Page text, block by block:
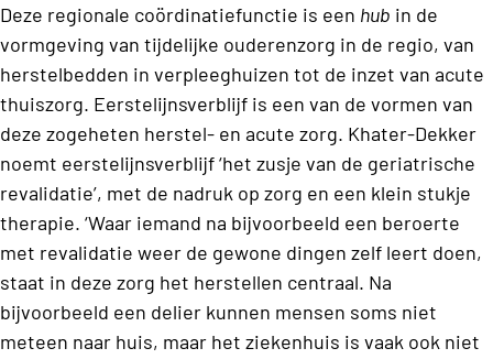
Deze regionale coördinatiefunctie is een hub in de
vormgeving van tijdelijke ouderenzorg in de regio, van
herstelbedden in verpleeghuizen tot de inzet van acute
thuiszorg. Eerstelijnsverblijf is een van de vormen van
deze zogeheten herstel- en acute zorg. Khater-Dekker
noemt eerstelijnsverblijf ‘het zusje van de geriatrische
revalidatie’, met de nadruk op zorg en een klein stukje
therapie. ‘Waar iemand na bijvoorbeeld een beroerte
met revalidatie weer de gewone dingen zelf leert doen,
staat in deze zorg het herstellen centraal. Na
bijvoorbeeld een delier kunnen mensen soms niet
meteen naar huis, maar het ziekenhuis is vaak ook niet